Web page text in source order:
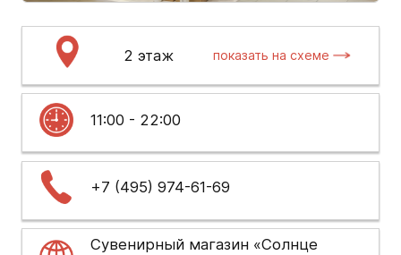
2 этаж показать на схеме
11:00 - 22:00
+7 (495) 974-61-69
Сувенирный магазин «Солнце